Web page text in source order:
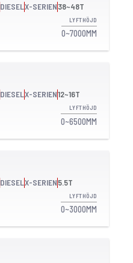
DIESELX-SERIEN38~48T
LYFTHÖJD
0~7000MM
DIESELX-SERIEN12~16T
LYFTHÖJD
0~6500MM
DIESELX-SERIEN5.5T
LYFTHÖJD
0~3000MM